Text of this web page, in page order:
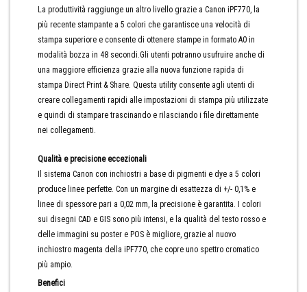
La produttività raggiunge un altro livello grazie a Canon iPF770, la
più recente stampante a 5 colori che garantisce una velocità di
stampa superiore e consente di ottenere stampe in formato A0 in
modalità bozza in 48 secondi.Gli utenti potranno usufruire anche di
una maggiore efficienza grazie alla nuova funzione rapida di
stampa Direct Print & Share. Questa utility consente agli utenti di
creare collegamenti rapidi alle impostazioni di stampa più utilizzate
e quindi di stampare trascinando e rilasciando i file direttamente
nei collegamenti.
Qualità e precisione eccezionali
Il sistema Canon con inchiostri a base di pigmenti e dye a 5 colori
produce linee perfette. Con un margine di esattezza di +/- 0,1% e
linee di spessore pari a 0,02 mm, la precisione è garantita. I colori
sui disegni CAD e GIS sono più intensi, e la qualità del testo rosso e
delle immagini su poster e POS è migliore, grazie al nuovo
inchiostro magenta della iPF770, che copre uno spettro cromatico
più ampio.
Benefici